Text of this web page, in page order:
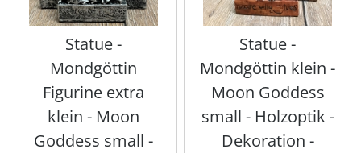
Statue -
Mondgöttin
Figurine extra
klein - Moon
Goddess small -
Statue -
Mondgöttin klein -
Moon Goddess
small - Holzoptik -
Dekoration -